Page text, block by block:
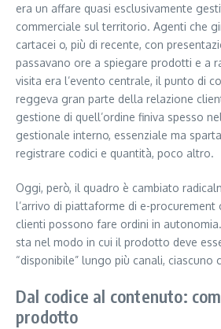
era un affare quasi esclusivamente
commerciale sul territorio. Agenti che
cartacei o, più di recente, con
passavano ore a spiegare prodotti e a
visita era l’evento centrale, il punto di
reggeva gran parte della relazione
gestione di quell’ordine finiva spesso
gestionale interno, essenziale ma
registrare codici e quantità, poco altro.
Oggi, però, il quadro è cambiato
l’arrivo di piattaforme di e-
clienti possono fare ordini in
sta nel modo in cui il prodotto deve
“disponibile” lungo più canali, ciascuno
Dal codice al contenuto:
prodotto